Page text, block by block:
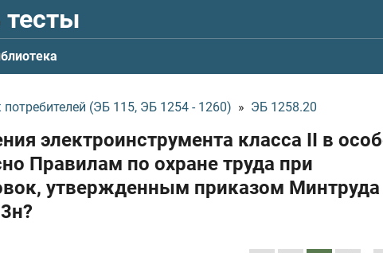
тесты
(ЭБ 115, ЭБ 1254 - 1260) » ЭБ 1258.20
электроинструмента класса II в
Правилам по охране труда при
утвержденным приказом Минтруда